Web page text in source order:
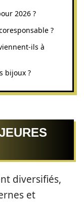
2026 ?
?
ils à
bijoux ?
diversifiés,
et